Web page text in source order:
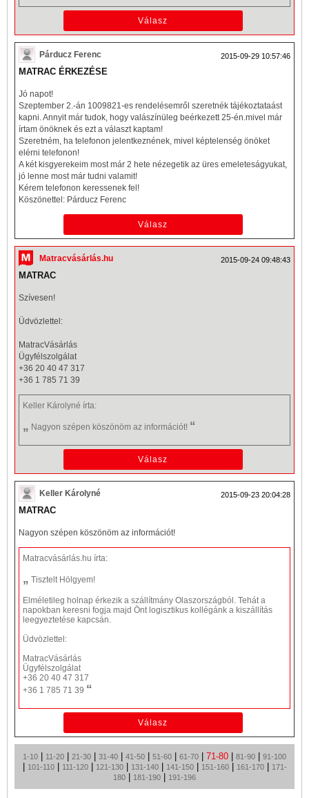
Párducz Ferenc 2015-09-29 10:57:46
MATRAC ÉRKEZÉSE
Jó napot!
Szeptember 2.-án 1009821-es rendelésemről szeretnék tájékoztataást
kapni. Annyit már tudok, hogy valászínüleg beérkezett 25-én.mivel már
írtam önöknek és ezt a választ kaptam!
Szeretném, ha telefonon jelentkeznének, mivel képtelenség önöket
elérni telefonon!
A két kisgyerekeim most már 2 hete nézegetik az üres emeleteságyukat,
jó lenne most már tudni valamit!
Kérem telefonon keressenek fel!
Köszönettel: Párducz Ferenc
Matracvásárlás.hu 2015-09-24 09:48:43
MATRAC
Szívesen!
Üdvözlettel:
MatracVásárlás
Ügyfélszolgálat
+36 20 40 47 317
+36 1 785 71 39
Keller Károlyné írta:
„ Nagyon szépen köszönöm az információt! “
Keller Károlyné 2015-09-23 20:04:28
MATRAC
Nagyon szépen köszönöm az információt!
Matracvásárlás.hu írta:
„ Tisztelt Hölgyem!
Elméletileg holnap érkezik a szállítmány Olaszországból. Tehát a
napokban keresni fogja majd Önt logisztikus kollégánk a kiszállítás
leegyeztetése kapcsán.
Üdvözlettel:
MatracVásárlás
Ügyfélszolgálat
+36 20 40 47 317
+36 1 785 71 39 “
1-10 11-20 21-30 31-40 41-50 51-60 61-70 71-80 81-90 91-100
101-110| 111-120| 121-130| 131-140| 141-150| 151-160| 161-170|
171-
180
181-190 191-196